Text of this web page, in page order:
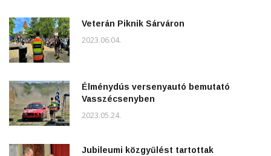
Veterán Piknik Sárváron
2023.06.04.
Élménydús versenyautó bemutató
Vasszécsenyben
2023.05.24.
Jubileumi közgyűlést tartottak